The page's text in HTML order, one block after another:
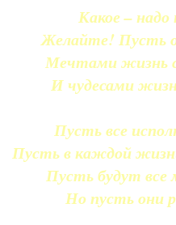
Какое –
Желайте! Пусть
Мечтами жизнь
И чудесами
Пусть все
Пусть в каждой
Пусть будут
Но пусть они